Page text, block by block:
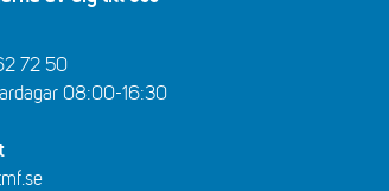
72 50
08:00-16:30​​